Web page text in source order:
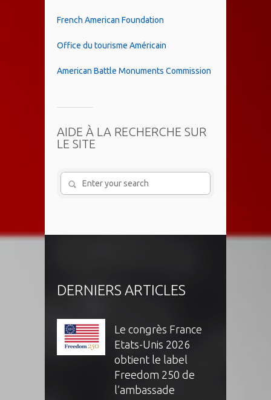
French American Foundation
Office du tourisme Américain
American Battle Monuments Commission
AIDE À LA RECHERCHE SUR
LE SITE
DERNIERS ARTICLES
Le congrès France
Etats-Unis 2026
obtient le label
Freedom 250 de
l’ambassade